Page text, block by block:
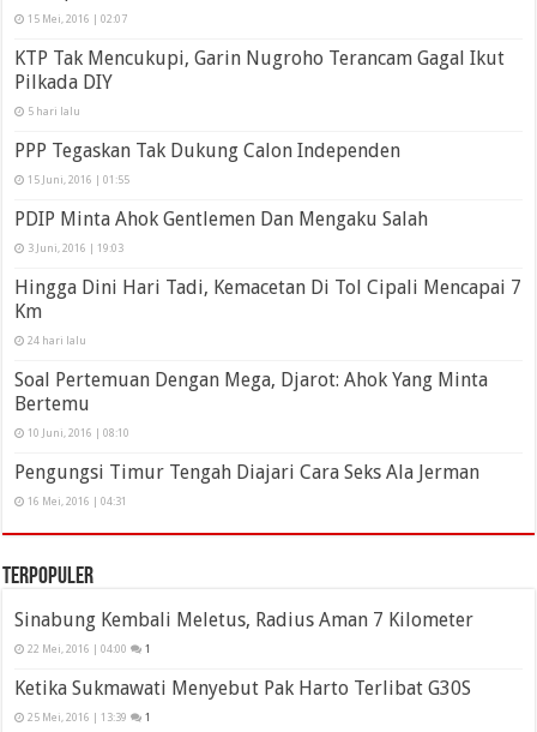
15 Mei, 2016 | 02:07
KTP Tak Mencukupi, Garin Nugroho Terancam Gagal Ikut
Pilkada DIY
5 hari lalu
PPP Tegaskan Tak Dukung Calon Independen
15 Juni, 2016 | 01:55
PDIP Minta Ahok Gentlemen Dan Mengaku Salah
3 Juni, 2016 | 19:03
Hingga Dini Hari Tadi, Kemacetan Di Tol Cipali Mencapai 7
Km
24 hari lalu
Soal Pertemuan Dengan Mega, Djarot: Ahok Yang Minta
Bertemu
10 Juni, 2016 | 08:10
Pengungsi Timur Tengah Diajari Cara Seks Ala Jerman
16 Mei, 2016 | 04:31
Terpopuler
Sinabung Kembali Meletus, Radius Aman 7 Kilometer
22 Mei, 2016 | 04:00 1
Ketika Sukmawati Menyebut Pak Harto Terlibat G30S
25 Mei, 2016 | 13:39 1